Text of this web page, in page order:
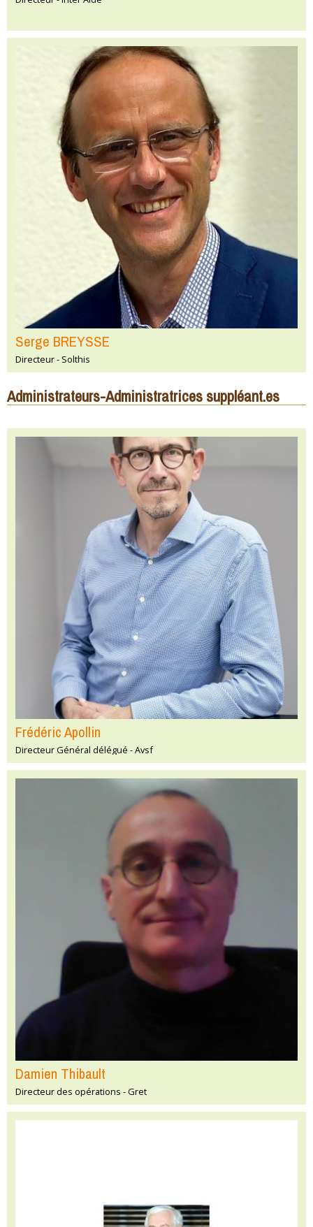
Serge BREYSSE
Directeur - Solthis
Administrateurs-Administratrices suppléant.es
Frédéric Apollin
Directeur Général délégué - Avsf
Damien Thibault
Directeur des opérations - Gret